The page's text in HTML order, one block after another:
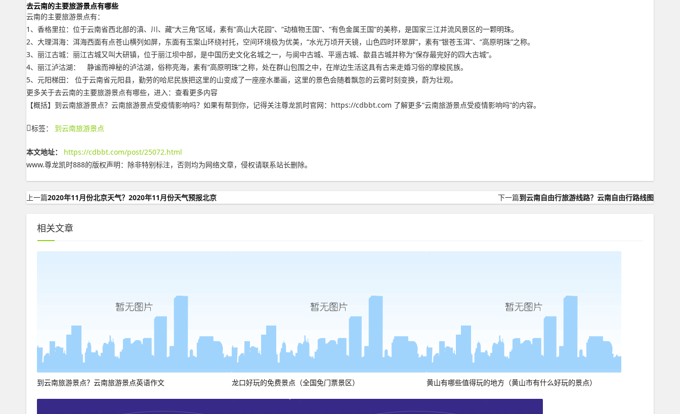
去云南的主要旅游景点有哪些
云南的主要旅游景点有：
1、香格里拉：位于云南省西北部的滇、川、藏“大三角”区域，素有“高山大花园”、“动植物王国”、“有色金属王国”的美称，是国家三江并流风景区的一颗明珠。
2、大理洱海：洱海西面有点苍山横列如屏，东面有玉案山环绕衬托，空间环境极为优美，“水光万顷开天镜，山色四时环翠屏”，素有“银苍玉洱”、“高原明珠”之称。
3、丽江古城：丽江古城又叫大研镇，位于丽江坝中部，是中国历史文化名城之一，与阆中古城、平遥古城、歙县古城并称为“保存最完好的四大古城”。
4、丽江泸沽湖： 静谧而神秘的泸沽湖，俗称亮海，素有“高原明珠”之称，处在群山包围之中，在岸边生活这具有古来走婚习俗的摩梭民族。
5、元阳梯田： 位于云南省元阳县，勤劳的哈尼民族把这里的山变成了一座座水墨画，这里的景色会随着飘忽的云雾时刻变换，蔚为壮观。
更多关于去云南的主要旅游景点有哪些，进入：查看更多内容
【概括】到云南旅游景点？云南旅游景点受疫情影响吗？如果有帮到你，记得关注尊龙凯时官网：https://cdbbt.com 了解更多“云南旅游景点受疫情影响吗”的内容。
标签： 到云南旅游景点
本文地址：
https://cdbbt.com/post/25072.html
www.尊龙凯时888的版权声明： 除非特别标注，否则均为网络文章，侵权请联系站长删除。
上一篇2020年11月份北京天气？2020年11月份天气预报北京 下一篇到云南自由行旅游线路？云南自由行路线图
相关文章
到云南旅游景点？云南旅游景点英语作文 龙口好玩的免费景点（全国免门票景区） 黄山有哪些值得玩的地方（黄山市有什么好玩的景点）